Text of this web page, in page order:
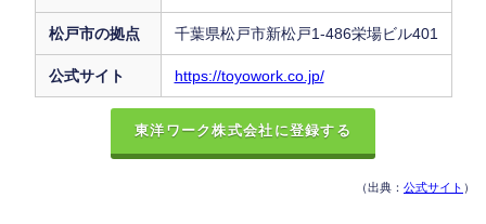
松戸市の拠点 千葉県松戸市新松戸1-486栄場ビル401
公式サイト https://toyowork.co.jp/
東洋ワーク株式会社に登録する
（出典： 公式サイト ）